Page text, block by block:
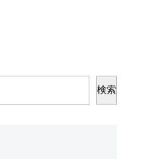
検索